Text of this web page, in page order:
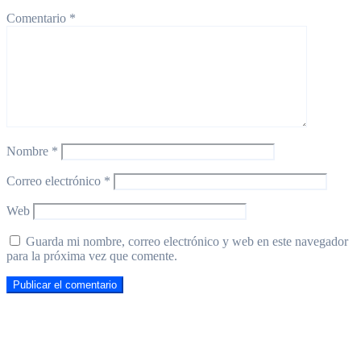
Comentario *
Nombre *
Correo electrónico *
Web
Guarda mi nombre, correo electrónico y web en este navegador
para la próxima vez que comente.